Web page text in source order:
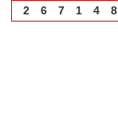
2 6 7 1 4 8